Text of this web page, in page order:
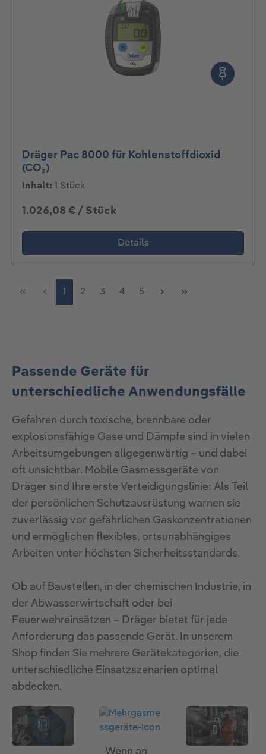
Dräger Pac 8000 für Kohlenstoffdioxid
(CO₂)
Inhalt: 1 Stück
1.026,08 € / Stück
Details
SeiteSeite
2 Seite
3 Seite
4 Seite
5
Passende Geräte für
unterschiedliche Anwendungsfälle
Gefahren durch toxische, brennbare oder
explosionsfähige Gase und Dämpfe sind in vielen
Arbeitsumgebungen allgegenwärtig – und dabei
oft unsichtbar. Mobile Gasmessgeräte von
Dräger sind Ihre erste Verteidigungslinie: Als Teil
der persönlichen Schutzausrüstung warnen sie
zuverlässig vor gefährlichen Gaskonzentrationen
und ermöglichen flexibles, ortsunabhängiges
Arbeiten unter höchsten Sicherheitsstandards.
Ob auf Baustellen, in der chemischen Industrie, in
der Abwasserwirtschaft oder bei
Feuerwehreinsätzen – Dräger bietet für jede
Anforderung das passende Gerät. In unserem
Shop finden Sie mehrere Gerätekategorien, die
unterschiedliche Einsatzszenarien optimal
abdecken.
Wenn an